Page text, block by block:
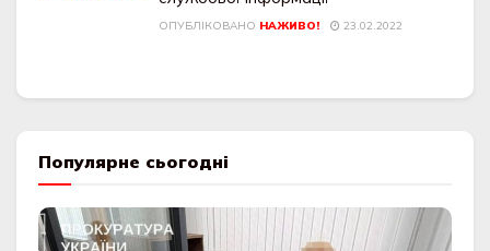
ОПУБЛІКОВАНО НАЖИВО! 23.02.2022
Популярне сьогодні